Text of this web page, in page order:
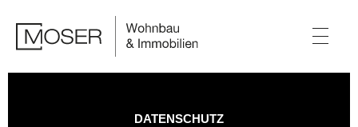
DATENSCHUTZ